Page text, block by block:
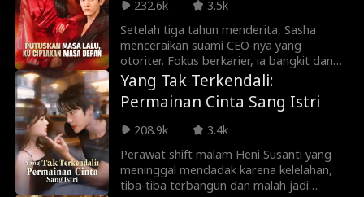
Aria bukan mantan istri biasa. Di balik
penampilannya yang sederhana, ia adalah
pewaris keluarga Prescott dan desainer
perhiasan ternama dunia berinisial K.
Bangkit dari kehancuran pernikahannya, ia
merebut kembali hartanya, membongkar
kebohongan Savannah, dan menghadapi
konspirasi gelap keluarga yang
merenggut nyawa ayah angkatnya.
232.6k
3.5k
Setelah tiga tahun menderita, Sasha
menceraikan suami CEO-nya yang
otoriter. Fokus berkarier, ia bangkit dan
dikelilingi banyak pengagum. Saat sang
mantan murka soal anak yang dikira telah
tiada, Sasha kian tak terjangkau. Ketika ia
buang gengsi demi kembali, sadarlah ia:
semua mungkin sudah terlambat.
Yang Tak Terkendali:
Permainan Cinta Sang Istri
208.9k
3.4k
Perawat shift malam Heni Susanti yang
meninggal mendadak karena kelelahan,
tiba-tiba terbangun dan malah jadi